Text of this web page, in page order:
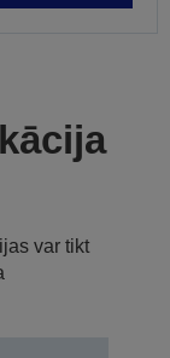
var tikt